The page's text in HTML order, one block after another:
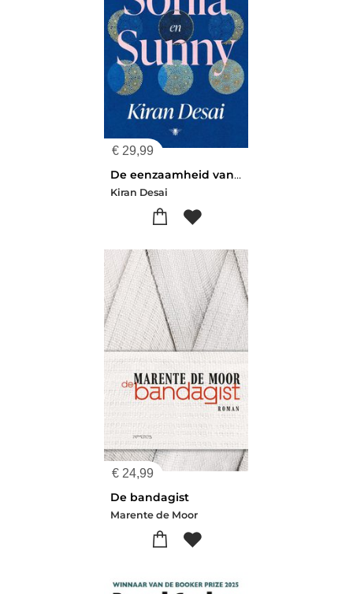
€ 29,99
De eenzaamheid van Sonia en Sunny
Kiran Desai
€ 24,99
De bandagist
Marente de Moor